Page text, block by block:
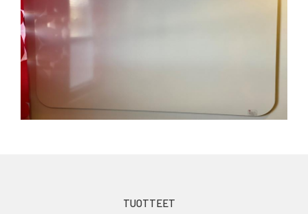
TUOTTEET